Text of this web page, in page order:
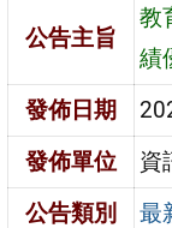
公告主旨
教
績
發佈日期
發佈單位
資
公告類別
最